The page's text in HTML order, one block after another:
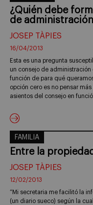
¿Quién debe
de
JOSEP TÀPIES
16/04/2013
Esta es una pregunta
un consejo de administración
función de para qué
opción cero es no pensar
asientos del consejo en
FAMILIA
Entre la
JOSEP TÀPIES
12/02/2013
“Mi secretaria me facilitó la
(un diario sueco) según la